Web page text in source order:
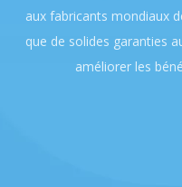
aux fabricants mondiaux
que de solides garanties
améliorer les